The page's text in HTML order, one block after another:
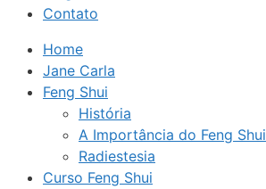
Contato
Home
Jane Carla
Feng Shui
História
A Importância do Feng Shui
Radiestesia
Curso Feng Shui